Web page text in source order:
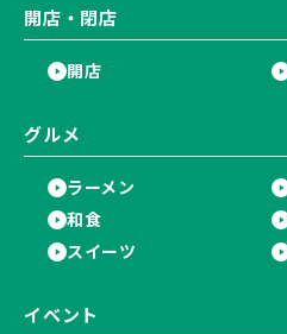
開店・閉店
開店
グルメ
ラーメン
和食
スイーツ
イベント